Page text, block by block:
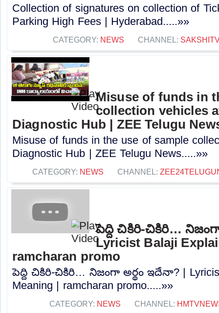
Collection of signatures on collection of
Parking High Fees | Hyderabad.....»»
CATEGORY: NEWS CHANNEL:
Misuse of funds in
collection vehicles
Diagnostic Hub | ZEE Telugu
Misuse of funds in the use of sample
Diagnostic Hub | ZEE Telugu News.....»»
CATEGORY: NEWS CHANNEL:
పెద్ది చికిరి-చికిరి…
Lyricist Balaji
ramcharan promo
పెద్ది చికిరి-చికిరి… నిజంగా అర్థం ఇదేనా? |
Meaning | ramcharan promo.....»»
CATEGORY: NEWS CHANNEL: